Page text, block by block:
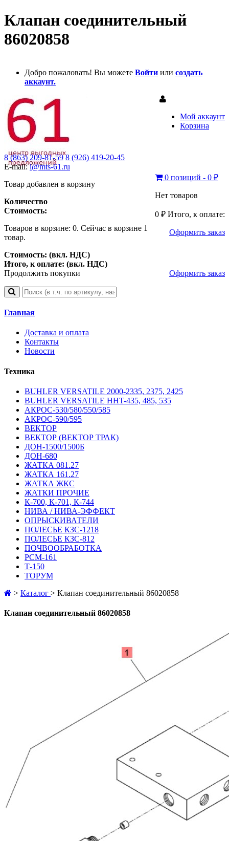
Клапан соединительный
86020858
Добро пожаловать! Вы можете Войти или создать
аккаунт.
Мой аккаунт
Корзина
8 (863) 209-81-59 8 (926) 419-20-45
E-mail:i@mts-61.ru
0 позиций - 0 ₽
Нет товаров
0 ₽ Итого, к оплате:
Оформить заказ
Товар добавлен в корзину
Количество
Стоимость:
Товаров в корзине: 0. Сейчас в корзине 1
товар.
Стоимость: (вкл. НДС)
Итого, к оплате: (вкл. НДС)
Продолжить покупки
Оформить заказ
Главная
Доставка и оплата
Контакты
Новости
Техника
BUHLER VERSATILE 2000-2335, 2375, 2425
BUHLER VERSATILE HHT-435, 485, 535
АКРОС-530/580/550/585
АКРОС-590/595
ВЕКТОР
ВЕКТОР (ВЕКТОР ТРАК)
ДОН-1500/1500Б
ДОН-680
ЖАТКА 081.27
ЖАТКА 161.27
ЖАТКА ЖКС
ЖАТКИ ПРОЧИЕ
К-700, К-701, К-744
НИВА / НИВА-ЭФФЕКТ
ОПРЫСКИВАТЕЛИ
ПОЛЕСЬЕ КЗС-1218
ПОЛЕСЬЕ КЗС-812
ПОЧВООБРАБОТКА
РСМ-161
Т-150
ТОРУМ
> Каталог > Клапан соединительный 86020858
Клапан соединительный 86020858